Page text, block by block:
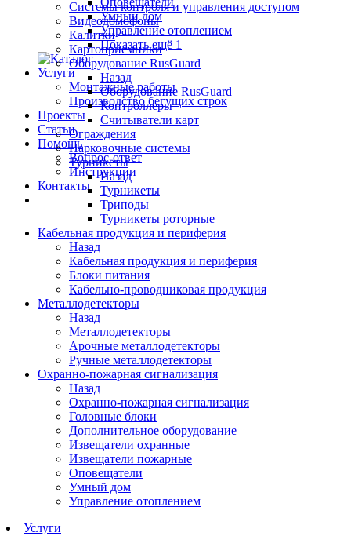
Умный дом
Управление отоплением
Показать ещё 1
Услуги
Монтажные работы
Производство бегущих строк
Проекты
Статьи
Помощь
Вопрос-ответ
Инструкции
Контакты
Системы контроля и управления доступом
Видеодомофоны
Калитки
Картоприемники
Оборудование RusGuard
Назад
Оборудование RusGuard
Контроллеры
Считыватели карт
Ограждения
Парковочные системы
Турникеты
Назад
Турникеты
Триподы
Турникеты роторные
Кабельная продукция и периферия
Назад
Кабельная продукция и периферия
Блоки питания
Кабельно-проводниковая продукция
Металлодетекторы
Назад
Металлодетекторы
Арочные металлодетекторы
Ручные металлодетекторы
Охранно-пожарная сигнализация
Назад
Охранно-пожарная сигнализация
Головные блоки
Дополнительное оборудование
Извещатели охранные
Извещатели пожарные
Оповещатели
Умный дом
Управление отоплением
Услуги